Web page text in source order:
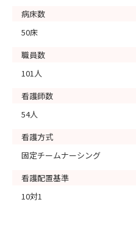
病床数
50床
職員数
101人
看護師数
54人
看護方式
固定チームナーシング
看護配置基準
10対1